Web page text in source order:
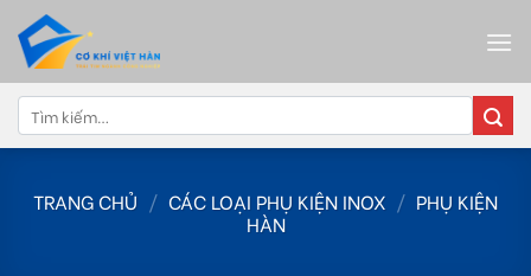
content
Tìm
kiếm:
TRANG CHỦ / CÁC LOẠI PHỤ KIỆN INOX / PHỤ KIỆN
HÀN